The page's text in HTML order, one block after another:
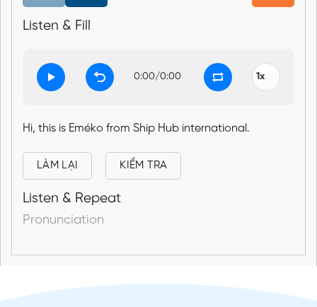
Listen & Fill
0:00/0:00
Hi, this is Eméko from Ship Hub international.
LÀM LẠI KIỂM TRA
Listen & Repeat
Pronunciation